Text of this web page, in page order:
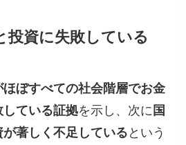
投資に失敗している
ほぼすべての社会階層でお金
している証拠を示し、次に 国
著しく不足している という